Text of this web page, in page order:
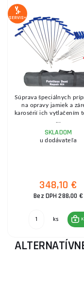
SERVIS+
Súprava špeciálnych
na opravy jamiek a
karosérií ich vytlačením
SKLADOM
u dodávateľa
348,10 €
Bez DPH 288,00 €
ks